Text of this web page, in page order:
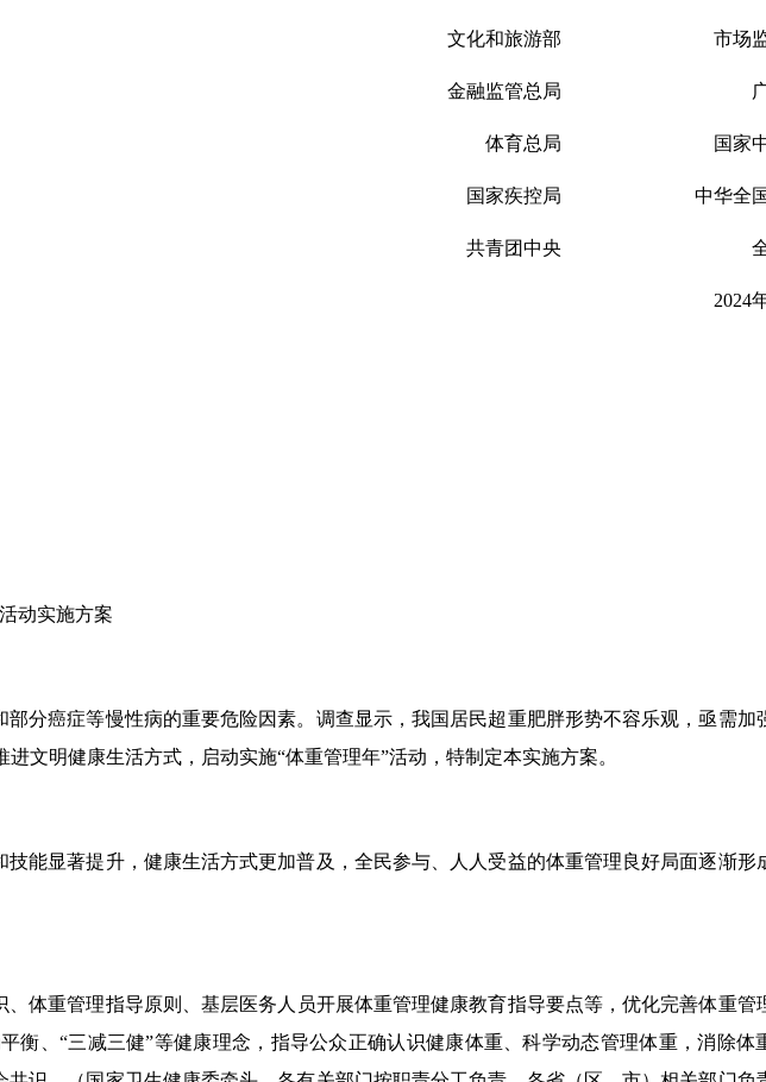
文化和旅游部 市场
金融监管总局 广电
体育总局 国家中医
国家疾控局 中华全
共青团中央
2024
动实施方案
分癌症等慢性病的重要危险因素。调查显示，我国居民超重肥胖形势不容乐观，亟需加
进文明健康生活方式， 启动实施“体重管理年”活动，特制定本实施方案。
能显著提升，健康生活方式更加普及，全民参与、人人受益的体重管理良好局面逐渐形
、体重管理指导原则 、基层医务人员开展体重管理健康教育指导要点等，优化完善体重管
衡、“三减三健”等健康理念，指导公众正确认识健康体重 、科学动态管理体重，消除体